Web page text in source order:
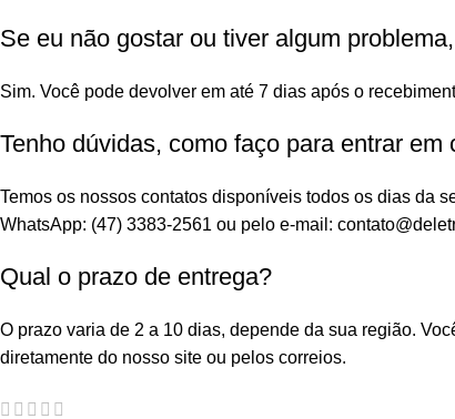
Se eu não gostar ou tiver algum
Sim. Você pode devolver em até 7 dias após o
Tenho dúvidas, como faço para entrar em
Temos os nossos contatos disponíveis todos os dias da
WhatsApp: (47) 3383-2561 ou pelo e-mail:
Qual o prazo de entrega?
O prazo varia de 2 a 10 dias, depende da sua região.
diretamente do nosso site ou pelos correios.